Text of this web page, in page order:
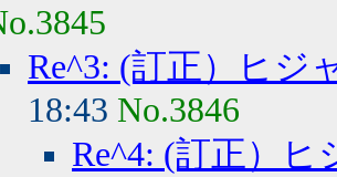
Re^3: (訂正）ヒジ
18:43 No.3846
Re^4: (訂正）